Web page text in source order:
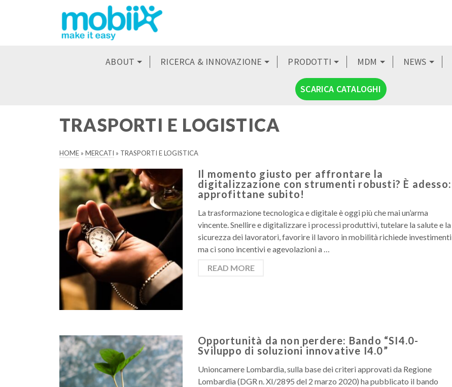
ABOUT RICERCA & INNOVAZIONE PRODOTTI MDM NEWS
SCARICA CATALOGHI
TRASPORTI E LOGISTICA
HOME » MERCATI » TRASPORTI E LOGISTICA
Il momento giusto per affrontare la
digitalizzazione con strumenti robusti? È adesso:
approfittane subito!
La trasformazione tecnologica e digitale è oggi più che mai un’arma
vincente. Snellire e digitalizzare i processi produttivi, tutelare la salute e la
sicurezza dei lavoratori, favorire il lavoro in mobilità richiede investimenti
ma ci sono incentivi e agevolazioni a …
READ MORE
Opportunità da non perdere: Bando “SI4.0-
Sviluppo di soluzioni innovative I4.0”
Unioncamere Lombardia, sulla base dei criteri approvati da Regione
Lombardia (DGR n. XI/2895 del 2 marzo 2020) ha pubblicato il bando